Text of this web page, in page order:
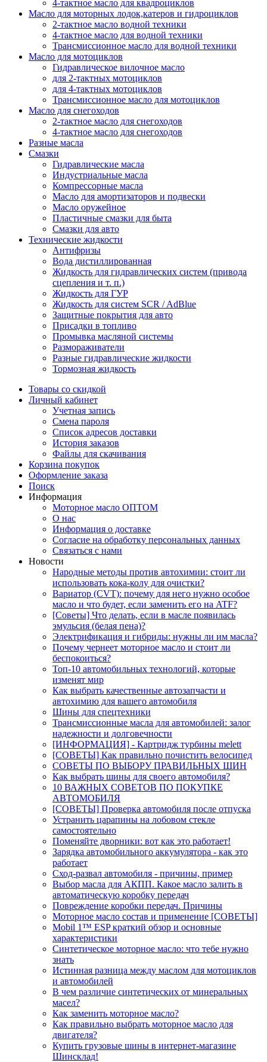
4-тактное масло для квадроциклов
Масло для моторных лодок,катеров и гидроциклов
2-тактное масло водной техники
4-тактное масло для водной техники
Трансмиссионное масло для водной техники
Масло для мотоциклов
Гидравлическое вилочное масло
для 2-тактных мотоциклов
для 4-тактных мотоциклов
Трансмиссионное масло для мотоциклов
Масло для снегоходов
2-тактное масло для снегоходов
4-тактное масло для снегоходов
Разные масла
Смазки
Гидравлические масла
Индустриальные масла
Компрессорные масла
Масло для амортизаторов и подвески
Масло оружейное
Пластичные смазки для быта
Смазки для авто
Технические жидкости
Антифризы
Вода дистиллированная
Жидкость для гидравлических систем (привода
сцепления и т. п.)
Жидкость для ГУР
Жидкость для систем SCR / AdBlue
Защитные покрытия для авто
Присадки в топливо
Промывка масляной системы
Размораживатели
Разные гидравлические жидкости
Тормозная жидкость
Товары со скидкой
Личный кабинет
Учетная запись
Смена пароля
Список адресов доставки
История заказов
Файлы для скачивания
Корзина покупок
Оформление заказа
Поиск
Информация
Моторное масло ОПТОМ
О нас
Информация о доставке
Согласие на обработку персональных данных
Связаться с нами
Новости
Народные методы против автохимии: стоит ли
использовать кока-колу для очистки?
Вариатор (CVT): почему для него нужно особое
масло и что будет, если заменить его на ATF?
[Советы] Что делать, если в масле появилась
эмульсия (белая пена)?
Электрификация и гибриды: нужны ли им масла?
Почему чернеет моторное масло и стоит ли
беспокоиться?
Топ-10 автомобильных технологий, которые
изменят мир
Как выбрать качественные автозапчасти и
автохимию для вашего автомобиля
Шины для спецтехники
Трансмиссионные масла для автомобилей: залог
надежности и долговечности
[ИНФОРМАЦИЯ] - Картридж турбины melett
[СОВЕТЫ] Как правильно почистить велосипед
СОВЕТЫ ПО ВЫБОРУ ПРАВИЛЬНЫХ ШИН
Как выбрать шины для своего автомобиля?
10 ВАЖНЫХ СОВЕТОВ ПО ПОКУПКЕ
АВТОМОБИЛЯ
[СОВЕТЫ] Проверка автомобиля после отпуска
Устранить царапины на лобовом стекле
самостоятельно
Поменяйте дворники: вот как это работает!
Зарядка автомобильного аккумулятора - как это
работает
Сход-развал автомобиля - причины, пример
Выбор масла для АКПП. Какое масло залить в
автоматическую коробку передач
Повреждение коробки передач. Причины
Моторное масло состав и применение [СОВЕТЫ]
Mobil 1™ ESP краткий обзор и основные
характеристики
Синтетическое моторное масло: что тебе нужно
знать
Истинная разница между маслом для мотоциклов
и автомобилей
В чем различие синтетических от минеральных
масел?
Как заменить моторное масло?
Как правильно выбрать моторное масло для
двигателя?
Купить грузовые шины в интернет-магазине
Шинсклад!